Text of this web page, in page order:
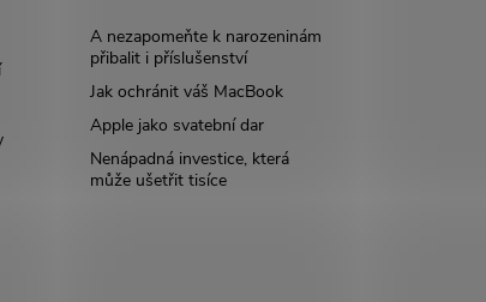
A nezapomeňte k narozeninám
přibalit i příslušenství
Jak ochránit váš MacBook
Apple jako svatební dar
Nenápadná investice, která
může ušetřit tisíce